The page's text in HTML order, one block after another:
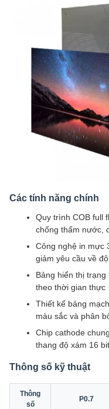
Các tính năng chính
Quy trình COB full
chống thấm nước,
Công nghệ in mực
giảm yêu cầu về
Bảng hiển thị
theo thời gian thực
Thiết kế bảng
màu sắc và phân
Chip cathode
thang độ xám 16
Thông số kỹ thuật
Thông
số
P0.7